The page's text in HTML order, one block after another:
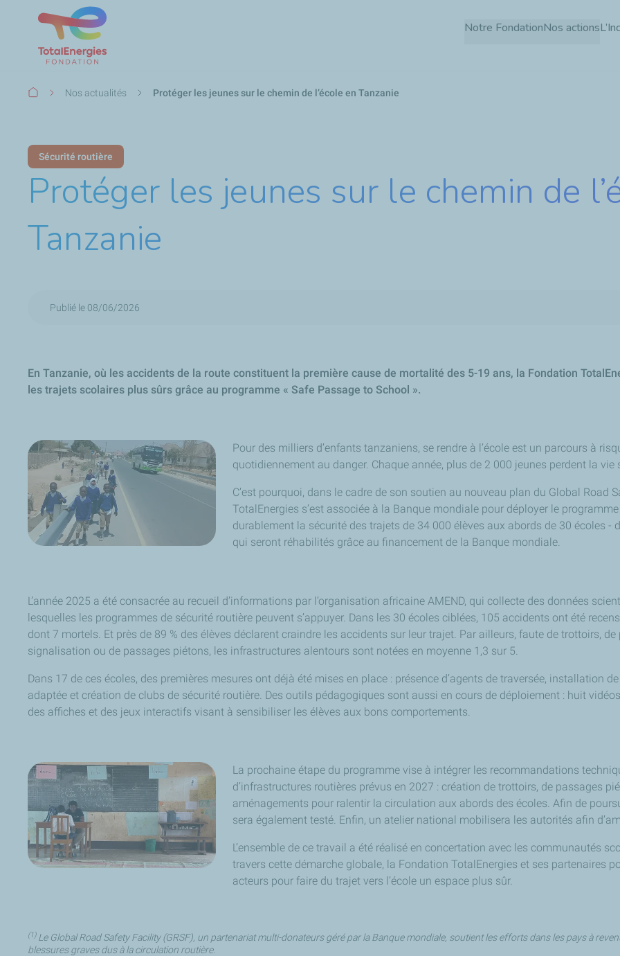
Aller
Notre FondationNos actions
Fil
Nos actualités Protéger les jeunes sur le chemin de l’école en Tanzanie
Sécurité routière
Protéger les jeunes sur le chemin de
Tanzanie
Publié le 08/06/2026
En Tanzanie, où les accidents de la route constituent la première cause de mortalité des 5-19 ans, la Fondation
les trajets scolaires plus sûrs grâce au programme « Safe Passage to School ».
Pour des milliers d’enfants tanzaniens, se rendre à l’école est un parcours à
quotidiennement au danger. Chaque année, plus de 2 000 jeunes perdent la vie
C’est pourquoi, dans le cadre de son soutien au nouveau plan du Global Road
TotalEnergies s’est associée à la Banque mondiale pour déployer le programme
durablement la sécurité des trajets de 34 000 élèves aux abords de 30 écoles
qui seront réhabilités grâce au financement de la Banque mondiale.
L’année 2025 a été consacrée au recueil d’informations par l’organisation africaine AMEND, qui collecte des données
lesquelles les programmes de sécurité routière peuvent s’appuyer. Dans les 30 écoles ciblées, 105 accidents ont été
dont 7 mortels. Et près de 89 % des élèves déclarent craindre les accidents sur leur trajet. Par ailleurs, faute de trottoirs, de
signalisation ou de passages piétons, les infrastructures alentours sont notées en moyenne 1,3 sur 5.
Dans 17 de ces écoles, des premières mesures ont déjà été mises en place : présence d’agents de traversée, installation
adaptée et création de clubs de sécurité routière. Des outils pédagogiques sont aussi en cours de déploiement : huit
des affiches et des jeux interactifs visant à sensibiliser les élèves aux bons comportements.
La prochaine étape du programme vise à intégrer les recommandations
d’infrastructures routières prévus en 2027 : création de trottoirs, de passages
aménagements pour ralentir la circulation aux abords des écoles. Afin de
sera également testé. Enfin, un atelier national mobilisera les autorités afin
L’ensemble de ce travail a été réalisé en concertation avec les communautés
travers cette démarche globale, la Fondation TotalEnergies et ses partenaires
acteurs pour faire du trajet vers l’école un espace plus sûr.
(1)Le Global Road Safety Facility(GRSF), un partenariat multi-donateurs géré par la Banque mondiale, soutient les efforts dans les pays à
blessures graves dus à la circulation routière.